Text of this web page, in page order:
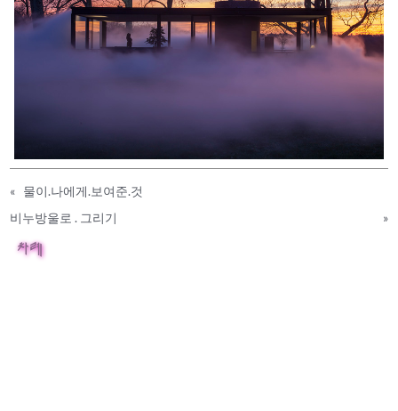
« 물이.나에게.보여준.것
비누방울로 . 그리기
»
차례